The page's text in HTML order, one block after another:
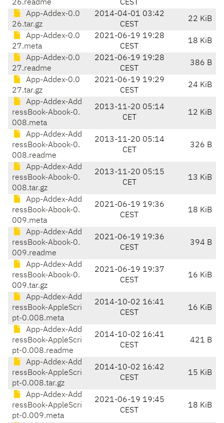
26.readme
CEST
App-Addex-0.0
26.tar.gz
2014-04-01 03:42
CEST
22 KiB
App-Addex-0.0
27.meta
2021-06-19 19:28
CEST
18 KiB
App-Addex-0.0
27.readme
2021-06-19 19:28
CEST
386 B
App-Addex-0.0
27.tar.gz
2021-06-19 19:29
CEST
24 KiB
App-Addex-Add
ressBook-Abook-0.
008.meta
2013-11-20 05:14
CET
12 KiB
App-Addex-Add
ressBook-Abook-0.
008.readme
2013-11-20 05:14
CET
326 B
App-Addex-Add
ressBook-Abook-0.
008.tar.gz
2013-11-20 05:15
CET
13 KiB
App-Addex-Add
ressBook-Abook-0.
009.meta
2021-06-19 19:36
CEST
18 KiB
App-Addex-Add
ressBook-Abook-0.
009.readme
2021-06-19 19:36
CEST
394 B
App-Addex-Add
ressBook-Abook-0.
009.tar.gz
2021-06-19 19:37
CEST
16 KiB
App-Addex-Add
ressBook-AppleScri
pt-0.008.meta
2014-10-02 16:41
CEST
16 KiB
App-Addex-Add
ressBook-AppleScri
pt-0.008.readme
2014-10-02 16:41
CEST
421 B
App-Addex-Add
ressBook-AppleScri
pt-0.008.tar.gz
2014-10-02 16:42
CEST
15 KiB
App-Addex-Add
ressBook-AppleScri
pt-0.009.meta
2021-06-19 19:45
CEST
18 KiB